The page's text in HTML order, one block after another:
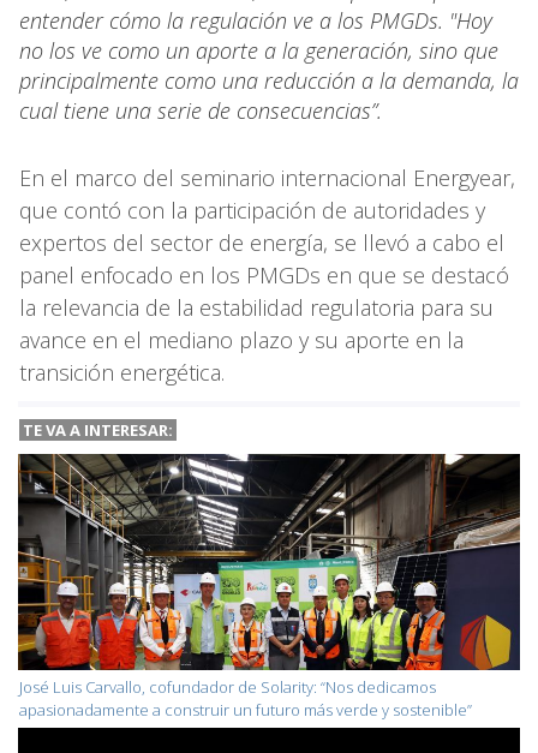
entender cómo la regulación ve a los PMGDs. "Hoy
no los ve como un aporte a la generación, sino que
principalmente como una reducción a la demanda, la
cual tiene una serie de consecuencias”.
En el marco del seminario internacional Energyear,
que contó con la participación de autoridades y
expertos del sector de energía, se llevó a cabo el
panel enfocado en los PMGDs en que se destacó
la relevancia de la estabilidad regulatoria para su
avance en el mediano plazo y su aporte en la
transición energética.
TE VA A INTERESAR:
José Luis Carvallo, cofundador de Solarity: “Nos dedicamos
apasionadamente a construir un futuro más verde y sostenible”